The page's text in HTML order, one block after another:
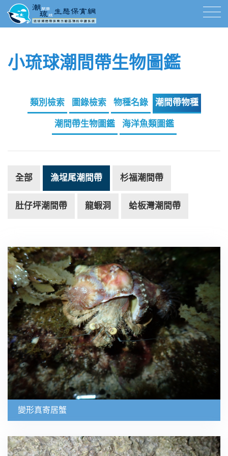
小琉球潮間帶生物圖鑑
類別檢索 圖錄檢索 物種名錄 潮間帶物種
潮間帶生物圖鑑 海洋魚類圖鑑
全部 漁埕尾潮間帶 杉福潮間帶
肚仔坪潮間帶 龍蝦洞 蛤板灣潮間帶
變形真寄居蟹